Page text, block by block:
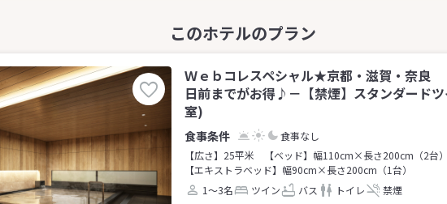
Ｗｅｂコレスペシャル★京都・滋賀・奈良
日前までがお得♪－【禁煙】スタンダード
室)
食事なし
【広さ】25平米
【ベッド】幅110cm×長さ200cm（2台）
【エキストラベッド】幅90cm×長さ200cm（1台）
1～3名
ツイン バス トイレ 禁煙